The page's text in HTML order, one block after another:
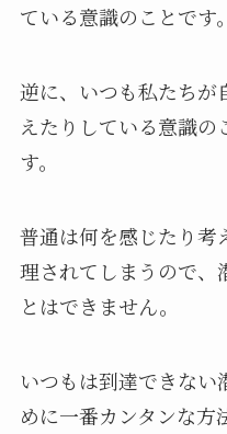
ている意識のことです。
逆に、いつも私たちが
えたりしている意識の
す。
普通は何を感じたり考
理されてしまうので、
とはできません。
いつもは到達できない
めに一番カンタンな